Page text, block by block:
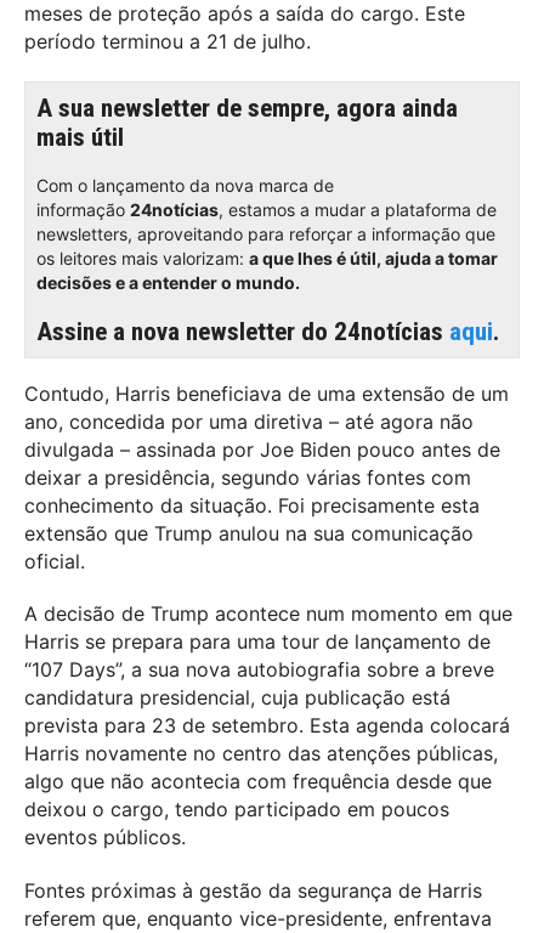
meses de proteção após a saída do cargo. Este
período terminou a 21 de julho.
A sua newsletter de sempre, agora ainda
mais útil
Com o lançamento da nova marca de
informação 24notícias, estamos a mudar a plataforma de
newsletters, aproveitando para reforçar a informação que
os leitores mais valorizam: a que lhes é útil, ajuda a tomar
decisões e a entender o mundo.
Assine a nova newsletter do 24notícias aqui.
Contudo, Harris beneficiava de uma extensão de um
ano, concedida por uma diretiva – até agora não
divulgada – assinada por Joe Biden pouco antes de
deixar a presidência, segundo várias fontes com
conhecimento da situação. Foi precisamente esta
extensão que Trump anulou na sua comunicação
oficial.
A decisão de Trump acontece num momento em que
Harris se prepara para uma tour de lançamento de
“107 Days”, a sua nova autobiografia sobre a breve
candidatura presidencial, cuja publicação está
prevista para 23 de setembro. Esta agenda colocará
Harris novamente no centro das atenções públicas,
algo que não acontecia com frequência desde que
deixou o cargo, tendo participado em poucos
eventos públicos.
Fontes próximas à gestão da segurança de Harris
referem que, enquanto vice-presidente, enfrentava